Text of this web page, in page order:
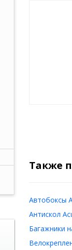
Также
Автобоксы
Антискол
Багажники